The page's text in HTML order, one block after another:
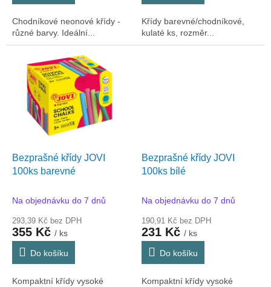
Chodníkové neonové křídy -
různé barvy. Ideální...
Křídy barevné/chodníkové,
kulaté ks, rozměr...
Bezprašné křídy JOVI
100ks barevné
Na objednávku do 7 dnů
293,39 Kč bez DPH
355 Kč / ks
Do košíku
Kompaktní křídy vysoké
Bezprašné křídy JOVI
100ks bílé
Na objednávku do 7 dnů
190,91 Kč bez DPH
231 Kč / ks
Do košíku
Kompaktní křídy vysoké